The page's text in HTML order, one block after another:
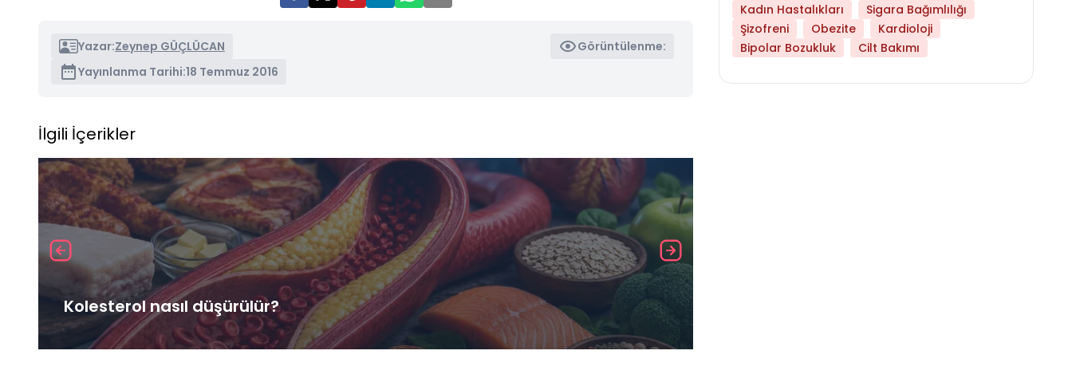
Yazar:Zeynep GÜÇLÜCAN
Görüntülenme:
Yayınlanma Tarihi:18 Temmuz 2016
İlgili İçerikler
Kolesterol nasıl düşürülür?
Kadın Hastalıkları
Sigara Bağımlılığı
Şizofreni
Obezite
Kardioloji
Bipolar Bozukluk
Cilt Bakımı